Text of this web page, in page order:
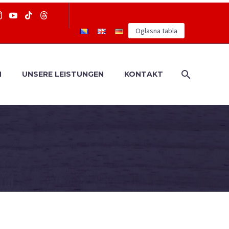
Oglasna tabla
UNSERE LEISTUNGEN KONTAKT